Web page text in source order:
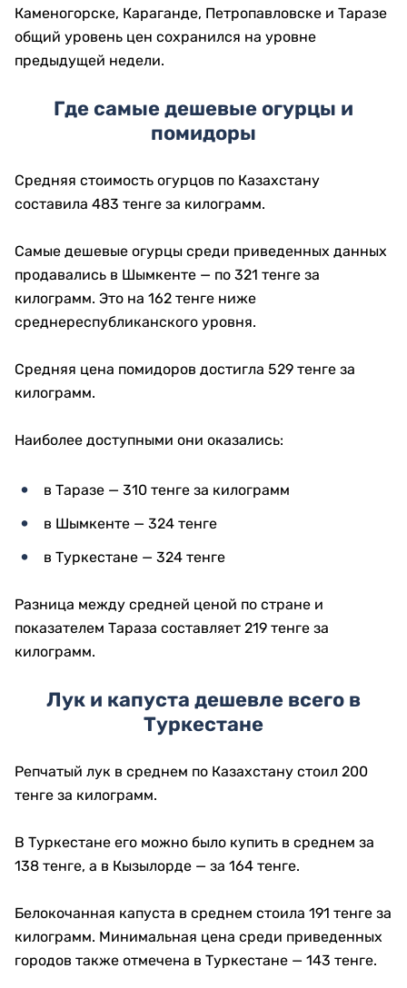
Каменогорске, Караганде, Петропавловске и Таразе
общий уровень цен сохранился на уровне
предыдущей недели.
Где самые дешевые огурцы и
помидоры
Средняя стоимость огурцов по Казахстану
составила 483 тенге за килограмм.
Самые дешевые огурцы среди приведенных данных
продавались в Шымкенте — по 321 тенге за
килограмм. Это на 162 тенге ниже
среднереспубликанского уровня.
Средняя цена помидоров достигла 529 тенге за
килограмм.
Наиболее доступными они оказались:
в Таразе — 310 тенге за килограмм
в Шымкенте — 324 тенге
в Туркестане — 324 тенге
Разница между средней ценой по стране и
показателем Тараза составляет 219 тенге за
килограмм.
Лук и капуста дешевле всего в
Туркестане
Репчатый лук в среднем по Казахстану стоил 200
тенге за килограмм.
В Туркестане его можно было купить в среднем за
138 тенге, а в Кызылорде — за 164 тенге.
Белокочанная капуста в среднем стоила 191 тенге за
килограмм. Минимальная цена среди приведенных
городов также отмечена в Туркестане — 143 тенге.